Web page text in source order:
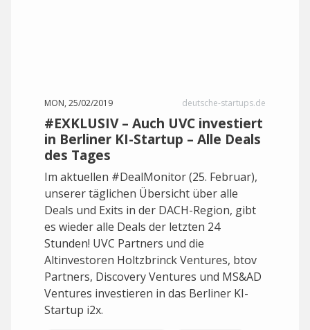
MON, 25/02/2019 deutsche-startups.de
#EXKLUSIV – Auch UVC investiert
in Berliner KI-Startup – Alle Deals
des Tages
Im aktuellen #DealMonitor (25. Februar),
unserer täglichen Übersicht über alle
Deals und Exits in der DACH-Region, gibt
es wieder alle Deals der letzten 24
Stunden! UVC Partners und die
Altinvestoren Holtzbrinck Ventures, btov
Partners, Discovery Ventures und MS&AD
Ventures investieren in das Berliner KI-
Startup i2x.